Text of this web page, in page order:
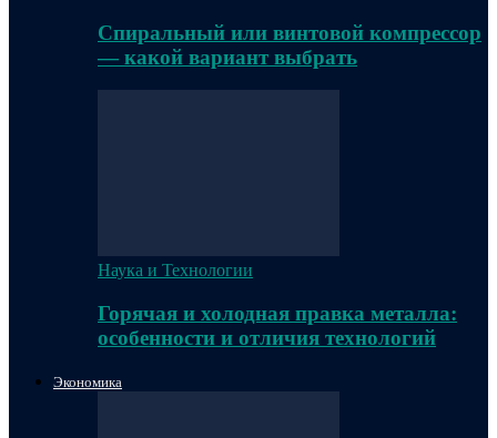
Спиральный или винтовой компрессор
— какой вариант выбрать
Наука и Технологии
Горячая и холодная правка металла:
особенности и отличия технологий
Экономика